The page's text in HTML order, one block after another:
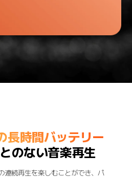
長時間バッテリー
のない音楽再生
連続再生を楽しむことができ、パ